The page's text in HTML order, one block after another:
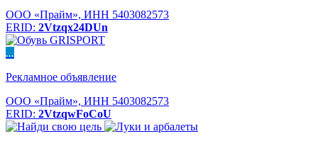
ООО «Прайм», ИНН 5403082573
ERID: 2Vtzqx24DUn
...
Рекламное объявление
ООО «Прайм», ИНН 5403082573
ERID: 2VtzqwFoCoU